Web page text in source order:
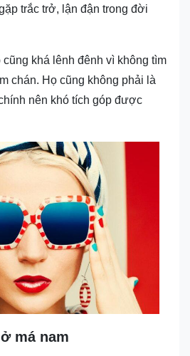
trắc trở, lận đận trong đời
khá lênh đênh vì không tìm
chán. Họ cũng không phải là
nên khó tích góp được
má nam